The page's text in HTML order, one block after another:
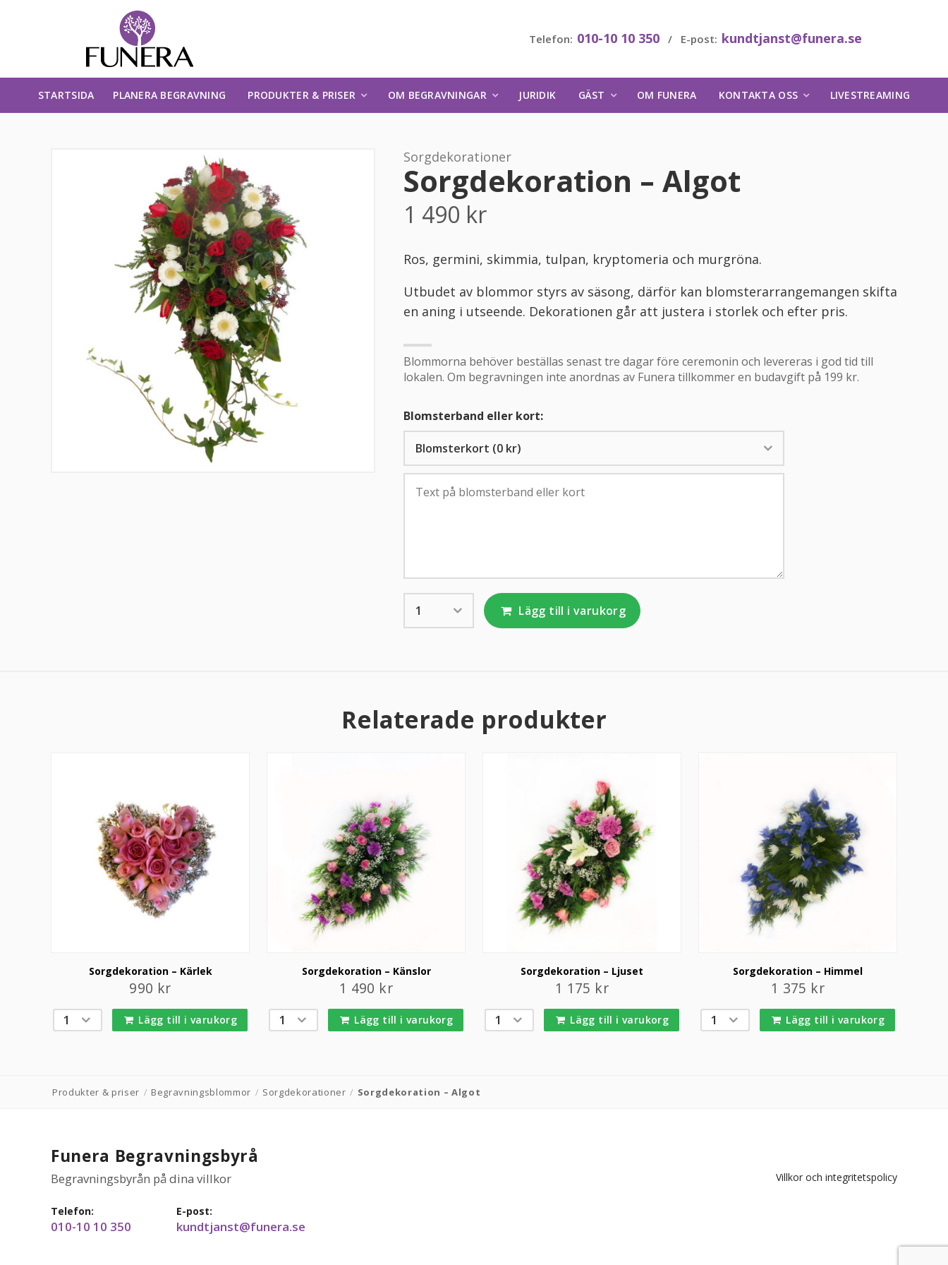
Telefon: 010-10 10 350 / E-post: kundtjanst@funera.se
STARTSIDA PLANERA BEGRAVNING PRODUKTER & PRISER OM BEGRAVNINGAR JURIDIK GÄST OM FUNERA KONTAKTA OSS LIVESTREAMING
Sorgdekorationer
Sorgdekoration – Algot
1 490 kr
Ros, germini, skimmia, tulpan, kryptomeria och murgröna.
Utbudet av blommor styrs av säsong, därför kan blomsterarrangemangen skifta
en aning i utseende. Dekorationen går att justera i storlek och efter pris.
Blommorna behöver beställas senast tre dagar före ceremonin och levereras i god tid till
lokalen. Om begravningen inte anordnas av Funera tillkommer en budavgift på 199 kr.
Blomsterband eller kort:
Lägg till i varukorg
Relaterade produkter
Sorgdekoration – Kärlek
990 kr
Lägg till i varukorg
Sorgdekoration – Känslor
1 490 kr
Lägg till i varukorg
Sorgdekoration – Ljuset
1 175 kr
Lägg till i varukorg
Sorgdekoration – Himmel
1 375 kr
Lägg till i varukorg
Produkter & priser / Begravningsblommor / Sorgdekorationer / Sorgdekoration – Algot
Funera Begravningsbyrå
Begravningsbyrån på dina villkor Villkor och integritetspolicy
Telefon:
010-10 10 350
E-post:
kundtjanst@funera.se